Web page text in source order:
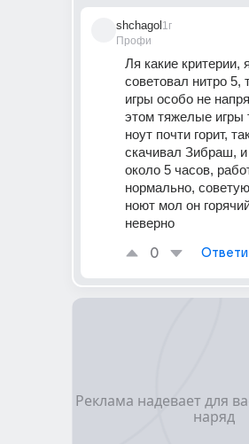
shchagol
Профи
1г
Ля какие критерии,
советовал нитро 5,
игры особо не
этом тяжелые игры
ноут почти горит,
скачивал Зибраш,
около 5 часов,
нормально,
ноют мол он
неверно
0